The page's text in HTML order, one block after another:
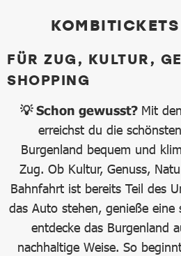
FÜR ZUG, KULTUR,
SHOPPING
💡 Schon gewusst? Mit
erreichst du die
Burgenland bequem und
Zug. Ob Kultur, Genuss,
Bahnfahrt ist bereits Teil des
das Auto stehen, genieße eine
entdecke das Burgenland
nachhaltige Weise. So